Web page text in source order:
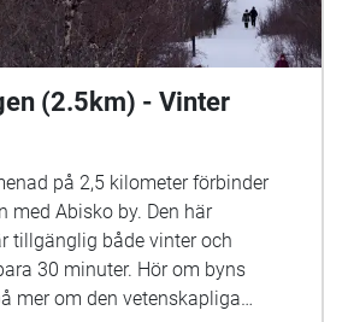
(2.5km) - Vinter
på 2,5 kilometer förbinder
med Abisko by. Den här
tillgänglig både vinter och
30 minuter. Hör om byns
mer om den vetenskapliga